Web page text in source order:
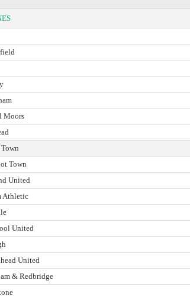
Moors
Town
United
Athletic
United
United
& Redbridge